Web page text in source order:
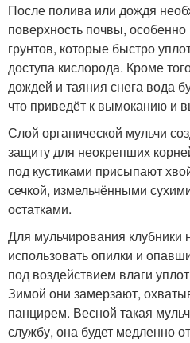
После полива или дождя
поверхность почвы,
грунтов, которые быстро
доступа кислорода. Кроме
дождей и таяния снега вода
что приведёт к вымоканию и
Слой органической мульчи
защиту для неокрепших
под кустиками присыпают
сечкой, измельчёнными
остатками.
Для мульчирования клубники
использовать опилки и
под воздействием влаги
Зимой они замерзают,
панцирем. Весной такая
службу, она будет медленно